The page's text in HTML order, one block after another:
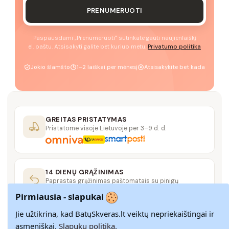
PRENUMERUOTI
Paspausdami „Prenumeruoti" sutinkate gauti naujienlaiškį
el. paštu. Atsisakyti galite bet kuriuo metu. Privatumo politika
Jokio šlamšto 1–2 laiškai per mėnesį Atsisakykite bet kada
GREITAS PRISTATYMAS
Pristatome visoje Lietuvoje per 3–9 d. d.
14 DIENŲ GRĄŽINIMAS
Paprastas grąžinimas paštomatais su pinigų
SAUGUS MOKĖJIMAS
Pirmiausia - slapukai
Jie užtikrina, kad BatųSkveras.lt veiktų nepriekaištingai ir
asmeniškai. Slapukų politika.